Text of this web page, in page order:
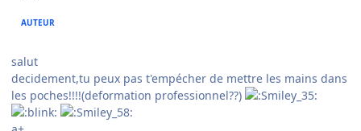
AUTEUR
salut
decidement,tu peux pas t'empécher de mettre les mains dans
les poches!!!!(deformation professionnel??)